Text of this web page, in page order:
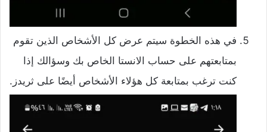
في هذه الخطوة سيتم عرض كل الأشخاص الذين تقوم
بمتابعتهم على حساب الانستا الخاص بك وسؤالك إذا
كنت ترغب بمتابعة كل هؤلاء الأشخاص أيضًا على ثريدز.